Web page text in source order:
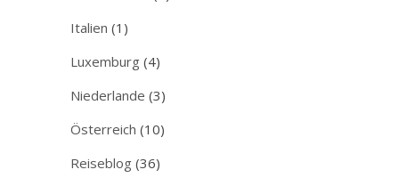
Italien (1)
Luxemburg (4)
Niederlande (3)
Österreich (10)
Reiseblog (36)